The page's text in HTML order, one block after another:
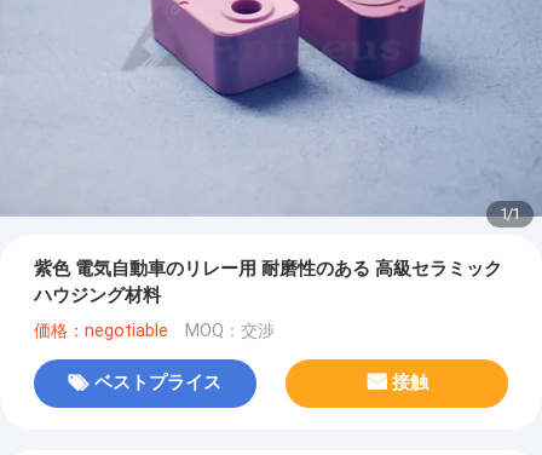
1/1
紫色 電気自動車のリレー用 耐磨性のある 高級セラミック
ハウジング材料
価格：negotiable MOQ：交渉
ベストプライス 接触